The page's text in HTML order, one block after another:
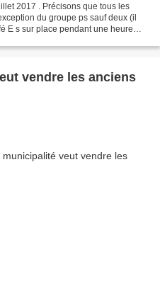
2017 . Précisons que tous les
du groupe ps sauf deux (il
E s sur place pendant une heure
vendre les anciens